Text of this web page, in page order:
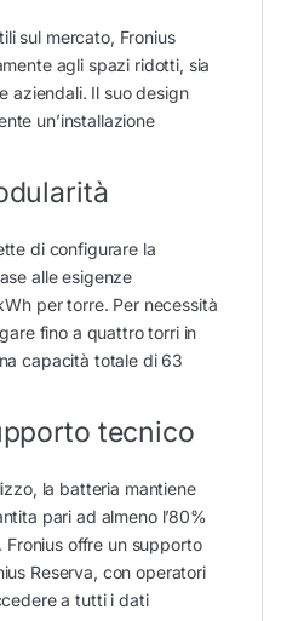
sul mercato, Fronius
agli spazi ridotti, sia
aziendali. Il suo design
un’installazione
di configurare la
alle esigenze
per torre. Per necessità
fino a quattro torri in
capacità totale di 63
tecnico
la batteria mantiene
pari ad almeno l’80%
offre un supporto
Reserva, con operatori
a tutti i dati